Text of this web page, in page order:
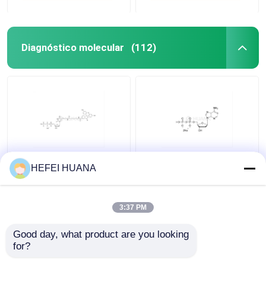
Diagnóstico molecular (112)
Fluoresceína-12-dUTP
Solução sódica de 1
HEFEI HUANA
3:37 PM
Good day, what product are you looking
for?